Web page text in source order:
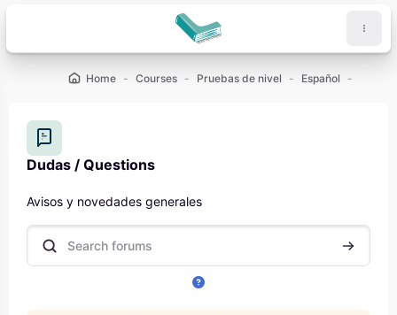
Home Courses Pruebas de nivel Español
Dudas / Questions
Completion requirements
Avisos y novedades generales
Search forums Search